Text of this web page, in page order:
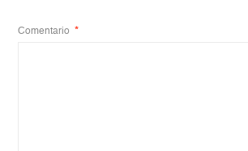
Comentario *